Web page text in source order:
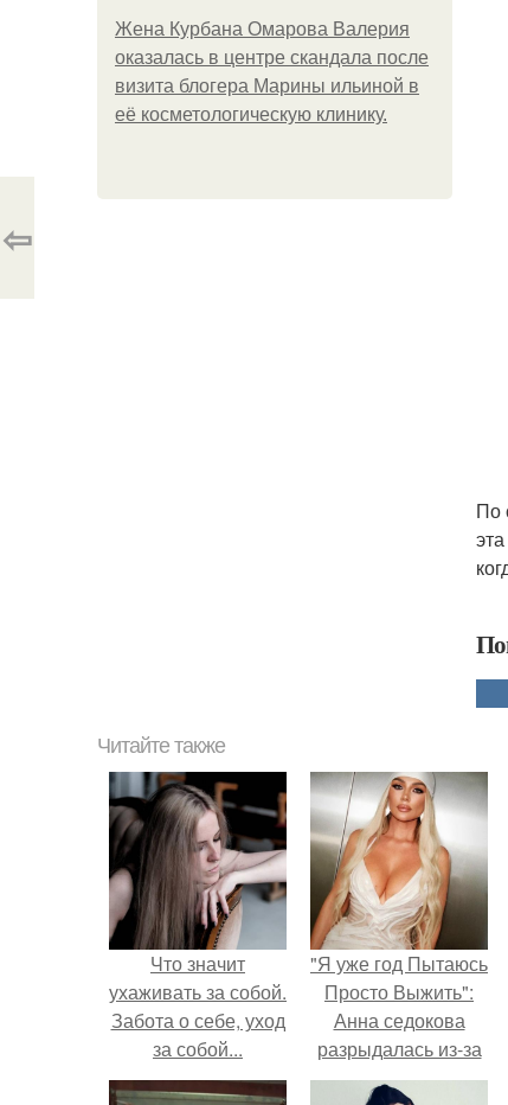
Жена Курбана Омарова Валерия
оказалась в центре скандала после
визита блогера Марины ильиной в
её косметологическую клинику.
По
⇦
Читайте также
Что значит
ухаживать за собой.
Забота о себе, уход
за собой...
"Я уже год Пытаюсь
Просто Выжить":
Анна седокова
разрыдалась из-за
жесткой травли и